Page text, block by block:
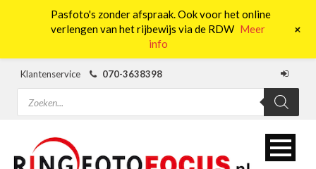
Klantenservice
070-3638398
Producten
zoeken
Pasfoto's zonder afspraak. Ook voor het online
verlengen van het rijbewijs via de RDW Meer
info
+